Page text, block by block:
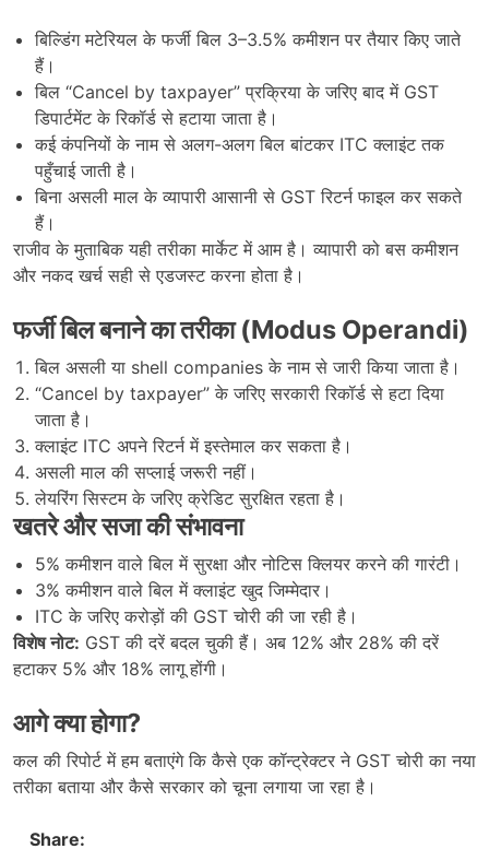
बिल्डिंग मटेरियल के फर्जी बिल 3–3.5% कमीशन पर तैयार किए जाते
हैं।
बिल “Cancel by taxpayer” प्रक्रिया के जरिए बाद में GST
डिपार्टमेंट के रिकॉर्ड से हटाया जाता है।
कई कंपनियों के नाम से अलग-अलग बिल बांटकर ITC क्लाइंट तक
पहुँचाई जाती है।
बिना असली माल के व्यापारी आसानी से GST रिटर्न फाइल कर सकते
हैं।
राजीव के मुताबिक यही तरीका मार्केट में आम है। व्यापारी को बस कमीशन
और नकद खर्च सही से एडजस्ट करना होता है।
फर्जी बिल बनाने का तरीका (Modus Operandi)
बिल असली या shell companies के नाम से जारी किया जाता है।
“Cancel by taxpayer” के जरिए सरकारी रिकॉर्ड से हटा दिया
जाता है।
क्लाइंट ITC अपने रिटर्न में इस्तेमाल कर सकता है।
असली माल की सप्लाई जरूरी नहीं।
लेयरिंग सिस्टम के जरिए क्रेडिट सुरक्षित रहता है।
खतरे और सजा की संभावना
5% कमीशन वाले बिल में सुरक्षा और नोटिस क्लियर करने की गारंटी।
3% कमीशन वाले बिल में क्लाइंट खुद जिम्मेदार।
ITC के जरिए करोड़ों की GST चोरी की जा रही है।
विशेष नोट: GST की दरें बदल चुकी हैं। अब 12% और 28% की दरें
हटाकर 5% और 18% लागू होंगी।
आगे क्या होगा?
कल की रिपोर्ट में हम बताएंगे कि कैसे एक कॉन्ट्रेक्टर ने GST चोरी का नया
तरीका बताया और कैसे सरकार को चूना लगाया जा रहा है।
Share: